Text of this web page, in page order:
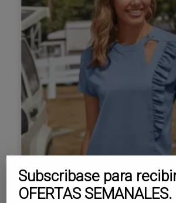
Subscribase para
OFERTAS SEMANALES.